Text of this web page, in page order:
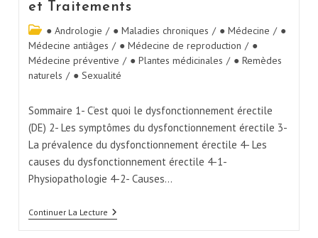
et Traitements
● Andrologie / ● Maladies chroniques / ● Médecine / ●
Médecine antiâges / ● Médecine de reproduction / ●
Médecine préventive / ● Plantes médicinales / ● Remèdes
naturels / ● Sexualité
Sommaire 1- C’est quoi le dysfonctionnement érectile
(DE) 2- Les symptômes du dysfonctionnement érectile 3-
La prévalence du dysfonctionnement érectile 4- Les
causes du dysfonctionnement érectile 4-1-
Physiopathologie 4-2- Causes…
Continuer La Lecture